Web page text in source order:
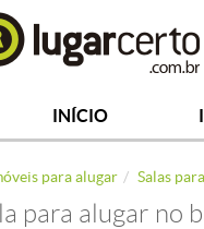
INÍCIO
para alugar Salas
para alugar no